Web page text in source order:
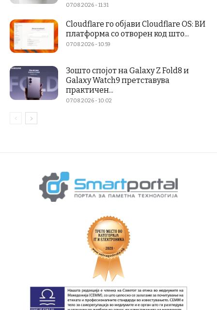
07.08.2026 - 11:31
Cloudflare го објави Cloudflare OS: ВИ
платформа со отворен код што...
07.08.2026 - 10:59
Зошто спојот на Galaxy Z Fold8 и
Galaxy Watch9 претставува
практичен...
07.08.2026 - 10:02